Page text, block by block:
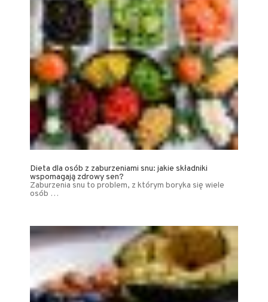
Dieta dla osób z zaburzeniami snu: jakie składniki
wspomagają zdrowy sen?
Zaburzenia snu to problem, z którym boryka się wiele
osób …